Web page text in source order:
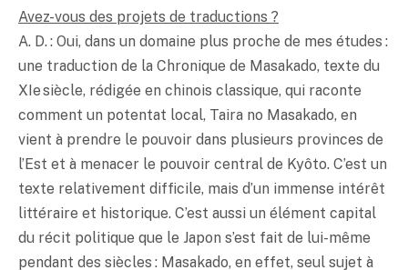
Avez-vous des projets de traductions ?
A. D. : Oui, dans un domaine plus proche de mes études :
une traduction de la Chronique de Masakado, texte du
XIe siècle, rédigée en chinois classique, qui raconte
comment un potentat local, Taira no Masakado, en
vient à prendre le pouvoir dans plusieurs provinces de
l’Est et à menacer le pouvoir central de Kyôto. C’est un
texte relativement difficile, mais d’un immense intérêt
littéraire et historique. C’est aussi un élément capital
du récit politique que le Japon s’est fait de lui-même
pendant des siècles : Masakado, en effet, seul sujet à